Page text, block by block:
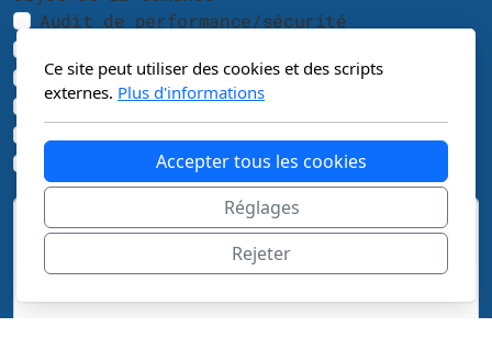
Audit de performance/sécurité
Formation
Workshop
Ce site peut utiliser des cookies et des scripts
externes. Plus d'informations
Accepter tous les cookies
Réglages
Rejeter